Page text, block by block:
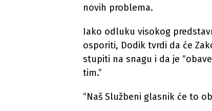
novih problema.
Iako odluku visokog
osporiti, Dodik tvrdi da će
stupiti na snagu i da je
tim.”
“Naš Službeni glasnik će to